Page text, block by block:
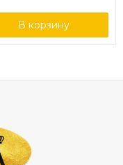
В корзину